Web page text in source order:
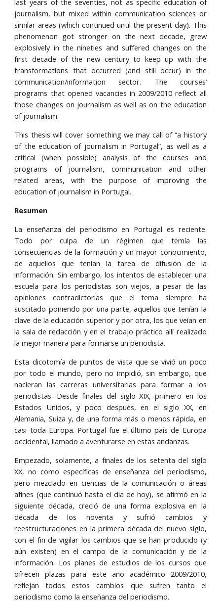
last years of the seventies, not as specific education of
journalism, but mixed within communication sciences or
similar areas (which continued until the present day). This
phenomenon got stronger on the next decade, grew
explosively in the nineties and suffered changes on the
first decade of the new century to keep up with the
transformations that occurred (and still occur) in the
communication/information sector. The courses’
programs that opened vacancies in 2009/2010 reflect all
those changes on journalism as well as on the education
of journalism.
This thesis will cover something we may call of “a history
of the education of journalism in Portugal”, as well as a
critical (when possible) analysis of the courses and
programs of journalism, communication and other
related areas, with the purpose of improving the
education of journalism in Portugal.
Resumen
La enseñanza del periodismo en Portugal es reciente.
Todo por culpa de un régimen que temía las
consecuencias de la formación y un mayor conocimiento,
de aquellos que tenían la tarea de difusión de la
información. Sin embargo, los intentos de establecer una
escuela para los periodistas son viejos, a pesar de las
opiniones contradictorias que el tema siempre ha
suscitado poniendo por una parte, aquellos que tenían la
clave de la educación superior y por otra, los que veían en
la sala de redacción y en el trabajo práctico allí realizado
la mejor manera para formarse un periodista.
Esta dicotomía de puntos de vista que se vivió un poco
por todo el mundo, pero no impidió, sin embargo, que
nacieran las carreras universitarias para formar a los
periodistas. Desde finales del siglo XIX, primero en los
Estados Unidos, y poco después, en el siglo XX, en
Alemania, Suiza y, de una forma más o menos rápida, en
casi toda Europa. Portugal fue el último país de Europa
occidental, llamado a aventurarse en estas andanzas.
Empezado, solamente, a finales de los setenta del siglo
XX, no como específicas de enseñanza del periodismo,
pero mezclado en ciencias de la comunicación o áreas
afines (que continuó hasta el día de hoy), se afirmó en la
siguiente década, creció de una forma explosiva en la
década de los noventa y sufrió cambios y
reestructuraciones en la primera década del nuevo siglo,
con el fin de vigilar los cambios que se han producido (y
aún existen) en el campo de la comunicación y de la
información. Los planes de estudios de los cursos que
ofrecen plazas para este año académico 2009/2010,
reflejan todos estos cambios que sufren tanto el
periodismo como la enseñanza del periodismo.